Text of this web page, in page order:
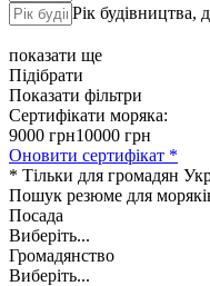
Рік будівництва,
показати ще
Підібрати
Показати фільтри
Сертифікати моряка:
9000 грн10000 грн
Оновити сертифікат *
* Тільки для громадян
Пошук резюме для
Посада
Виберіть...
Громадянство
Виберіть...